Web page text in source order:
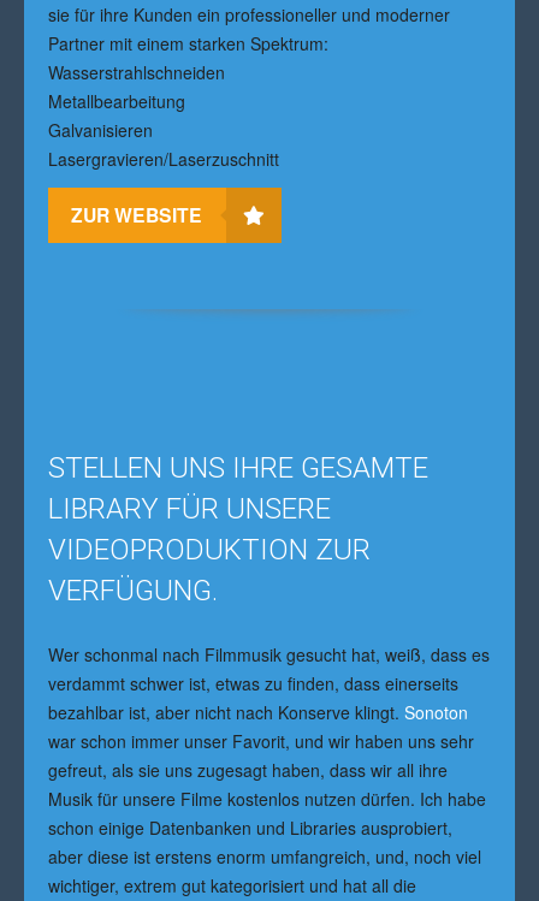
sie für ihre Kunden ein professioneller und moderner
Partner mit einem starken Spektrum:
Wasserstrahlschneiden
Metallbearbeitung
Galvanisieren
Lasergravieren/Laserzuschnitt
ZUR WEBSITE
STELLEN UNS IHRE GESAMTE
LIBRARY FÜR UNSERE
VIDEOPRODUKTION ZUR
VERFÜGUNG.
Wer schonmal nach Filmmusik gesucht hat, weiß, dass es
verdammt schwer ist, etwas zu finden, dass einerseits
bezahlbar ist, aber nicht nach Konserve klingt. Sonoton
war schon immer unser Favorit, und wir haben uns sehr
gefreut, als sie uns zugesagt haben, dass wir all ihre
Musik für unsere Filme kostenlos nutzen dürfen. Ich habe
schon einige Datenbanken und Libraries ausprobiert,
aber diese ist erstens enorm umfangreich, und, noch viel
wichtiger, extrem gut kategorisiert und hat all die